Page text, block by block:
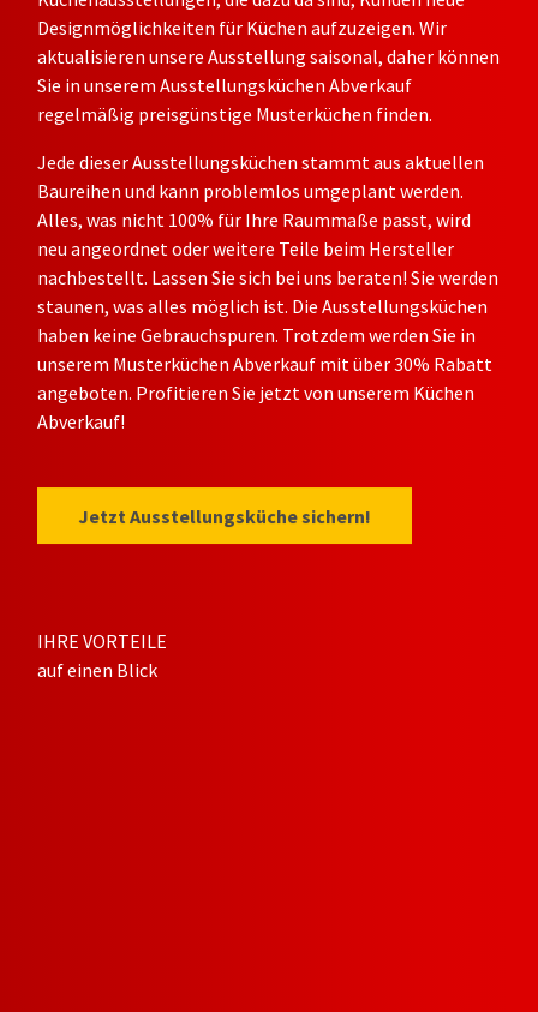
Designmöglichkeiten für Küchen aufzuzeigen. Wir
aktualisieren unsere Ausstellung saisonal, daher können
Sie in unserem Ausstellungsküchen Abverkauf
regelmäßig preisgünstige Musterküchen finden.
Jede dieser Ausstellungsküchen stammt aus aktuellen
Baureihen und kann problemlos umgeplant werden.
Alles, was nicht 100% für Ihre Raummaße passt, wird
neu angeordnet oder weitere Teile beim Hersteller
nachbestellt. Lassen Sie sich bei uns beraten! Sie werden
staunen, was alles möglich ist. Die Ausstellungsküchen
haben keine Gebrauchspuren. Trotzdem werden Sie in
unserem Musterküchen Abverkauf mit über 30% Rabatt
angeboten. Profitieren Sie jetzt von unserem Küchen
Abverkauf!
Jetzt Ausstellungsküche sichern!
IHRE VORTEILE
auf einen Blick